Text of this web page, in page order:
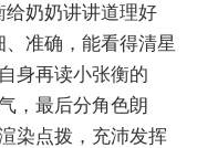
给奶奶讲讲道理好
准确，能看得清星
身再读小张衡的
，最后分角色朗
染点拨，充沛发挥